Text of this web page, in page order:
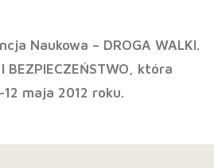
Naukowa – DROGA WALKI.
BEZPIECZEŃSTWO, która
maja 2012 roku.